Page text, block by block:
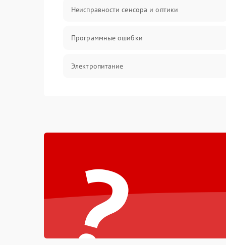
Неисправности сенсора и оптики
Программные ошибки
Электропитание
Температурные проблемы
Сбои коммуникаций и интерфейсов
Программные сбои
?